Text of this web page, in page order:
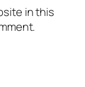
in this